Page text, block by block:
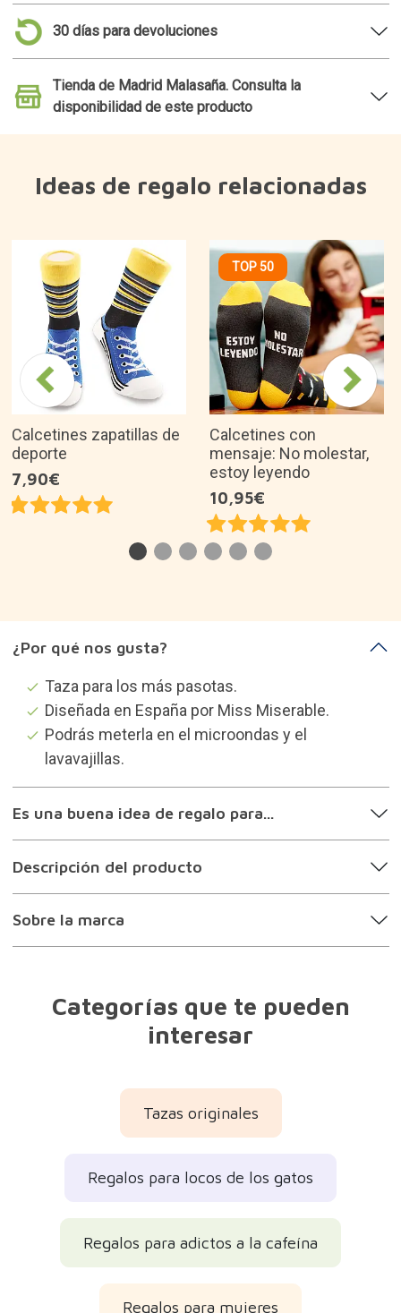
30 días para devoluciones
Tienda de Madrid Malasaña. Consulta la
disponibilidad de este producto
Ideas de regalo relacionadas
Calcetines zapatillas de
deporte
7,90€
TOP 50
Calcetines con
mensaje: No molestar,
estoy leyendo
10,95€
¿Por qué nos gusta?
Taza para los más pasotas.
Diseñada en España por Miss Miserable.
Podrás meterla en el microondas y el
lavavajillas.
Es una buena idea de regalo para...
Descripción del producto
Sobre la marca
Categorías que te pueden
interesar
Tazas originales
Regalos para locos de los gatos
Regalos para adictos a la cafeína
Regalos para mujeres